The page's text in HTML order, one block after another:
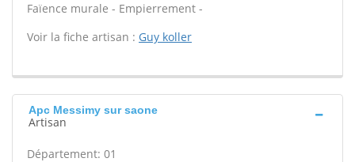
Faïence murale - Empierrement -
Voir la fiche artisan : Guy koller
Apc Messimy sur saone
Artisan
Département: 01